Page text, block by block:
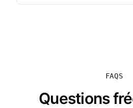
FAQS
Questions